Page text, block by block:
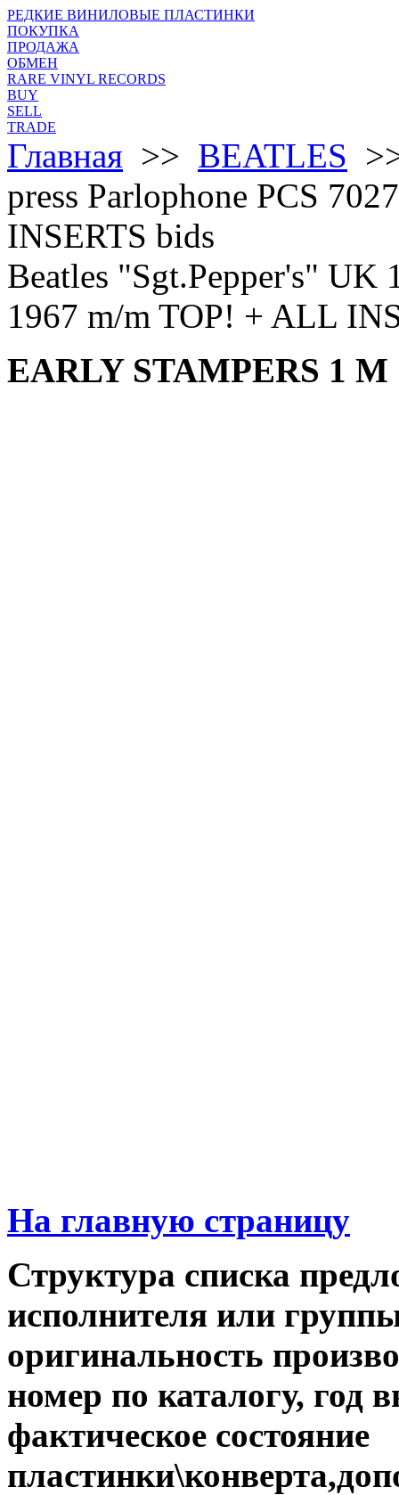
РЕДКИЕ ВИНИЛОВЫЕ ПЛАСТИНКИ
ПОКУПКА
ПРОДАЖА
ОБМЕН
RARE VINYL RECORDS
BUY
SELL
TRADE
Главная >> BEATLES
press Parlophone PCS
INSERTS bids
Beatles "Sgt.Pepper's" UK
1967 m/m TOP! + ALL
EARLY STAMPERS 1 M
На главную страницу
Структура списка
исполнителя или
оригинальность
номер по каталогу, год
фактическое состояние